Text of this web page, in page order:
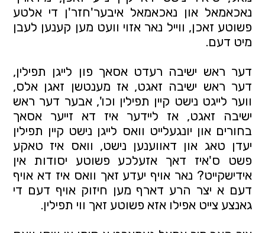
נאכאמאל און נאכאמאל איבער'חזר'ן די אלטע
פשוטע זאכן, ווייל נאר אזוי וועט מען קענען לעבן
מיט דעם.
דער ראש ישיבה רעדט אסאך פון לייגן תפילין,
דער ראש ישיבה זאגט, אז מענטשן זאגן אלס,
ווער לייגט נישט קיין תפילין וכו', אבער דער ראש
ישיבה זאגט, אז ליידער איז דא זייער אסאך
בחורים און יונגעלייט וואס לייגן נישט קיין תפילין
יעדן טאג און דאווענען נישט, וואס איז טאקע
פשט ס'איז דאך אזעלכע פשוטע יסודות אין
אידישקייט? נאר אויף יעדע זאך וואס איז דא אויף
דעם א יצר הרע דארף מען חיזוק אויף דעם די
גאנצע צייט אפילו אזא פשוטע זאך ווי תפילין.